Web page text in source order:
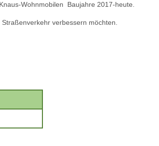
Wohnmobilen Baujahre 2017-heute.
verbessern möchten.